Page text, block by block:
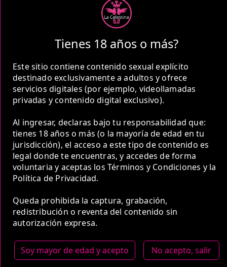
Tienes 18 años o más?
Este sitio contiene contenido sexual explícito
destinado exclusivamente a adultos y ofrece
servicios digitales (por ejemplo, videollamadas
privadas y contenido digital exclusivo).
Al ingresar, declaras bajo tu responsabilidad que:
tienes 18 años o más (o la mayoría de edad en tu
jurisdicción), el acceso a este tipo de contenido es
legal donde te encuentras, y accedes de forma
voluntaria y aceptas los Términos y Condiciones y la
Política de Privacidad.
Queda prohibida la captura, grabación,
redistribución o reventa del contenido sin
autorización expresa.
Soy mayor de edad y acepto No acepto, salir
1 Hora
COP 250,000.00
2 Horas
COP 400,000.00